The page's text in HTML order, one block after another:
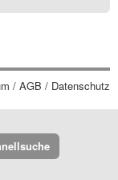
/ AGB / Datenschutz